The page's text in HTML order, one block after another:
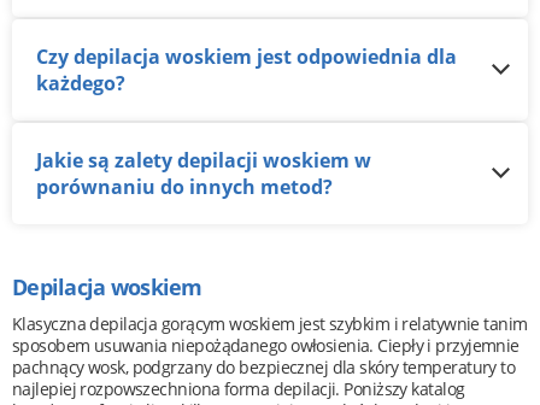
Czy depilacja woskiem jest odpowiednia dla
każdego?
Jakie są zalety depilacji woskiem w
porównaniu do innych metod?
Depilacja woskiem
Klasyczna depilacja gorącym woskiem jest szybkim i relatywnie tanim
sposobem usuwania niepożądanego owłosienia. Ciepły i przyjemnie
pachnący wosk, podgrzany do bezpiecznej dla skóry temperatury to
najlepiej rozpowszechniona forma depilacji. Poniższy katalog